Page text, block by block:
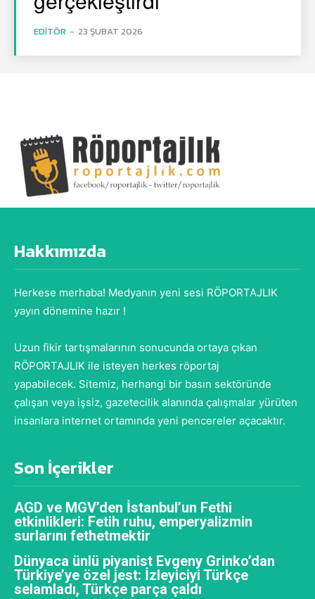
EDITÖR - 23 ŞUBAT 2026
Hakkımızda
Herkese merhaba! Medyanın yeni sesi RÖPORTAJLIK
yayın dönemine hazır !
Uzun fikir tartışmalarının sonucunda ortaya çıkan
RÖPORTAJLIK ile isteyen herkes röportaj
yapabilecek. Sitemiz, herhangi bir basın sektöründe
çalışan veya işsiz, gazetecilik alanında çalışmalar yürüten
insanlara internet ortamında yeni pencereler açacaktır.
Son İçerikler
AGD ve MGV’den İstanbul’un Fethi
etkinlikleri: Fetih ruhu, emperyalizmin
surlarını fethetmektir
Dünyaca ünlü piyanist Evgeny Grinko’dan
Türkiye’ye özel jest: İzleyiciyi Türkçe
selamladı, Türkçe parça çaldı